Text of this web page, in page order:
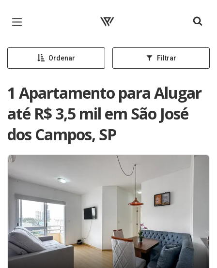
Página inicial
Ordenar Filtrar
1 Apartamento para Alugar
até R$ 3,5 mil em São José
dos Campos, SP